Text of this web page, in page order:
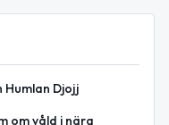
Humlan Djojj
om våld i nära